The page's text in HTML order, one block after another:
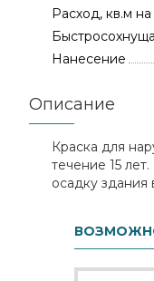
Расход, кв.м на
Нанесение
Описание
Краска для
течение 15
осадку